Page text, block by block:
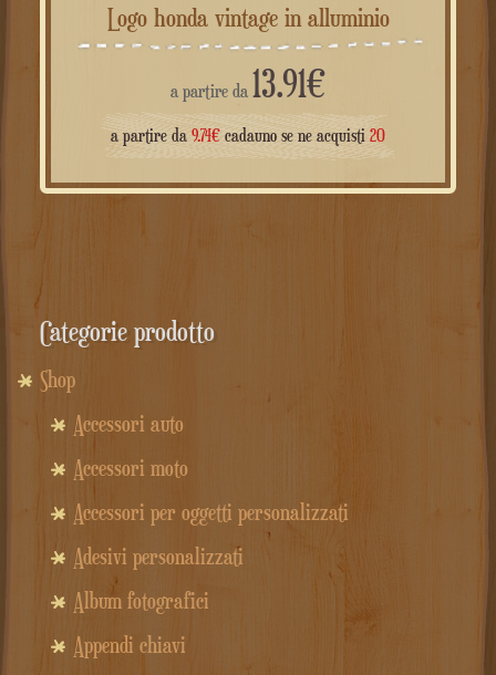
Logo honda vintage in alluminio
a partire da 13.91€
a partire da 9.74€ cadauno se ne acquisti 20
Categorie prodotto
Shop
Accessori auto
Accessori moto
Accessori per oggetti personalizzati
Adesivi personalizzati
Album fotografici
Appendi chiavi